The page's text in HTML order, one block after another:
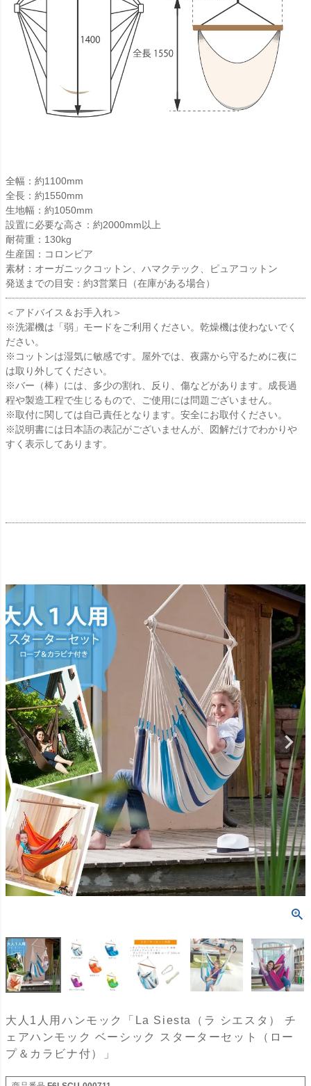
全幅：約1100mm
全長：約1550mm
生地幅：約1050mm
設置に必要な高さ：約2000mm以上
耐荷重：130kg
生産国：コロンビア
素材：オーガニックコットン、ハマクテック、ピュアコットン
発送までの目安：約3営業日（在庫がある場合）
＜アドバイス＆お手入れ＞
※洗濯機は「弱」モードをご利用ください。乾燥機は使わないでく
ださい。
※コットンは湿気に敏感です。屋外では、夜露から守るために夜に
は取り外してください。
※バー（棒）には、多少の割れ、反り、傷などがあります。成長過
程や製造工程で生じるもので、ご使用には問題ございません。
※取付に関しては自己責任となります。安全にお取付ください。
※説明書には日本語の表記がございませんが、図解だけでわかりや
すく表示してあります。
大人1人用ハンモック「La Siesta（ラ シエスタ） チ
ェアハンモック ベーシック スターターセット（ロー
プ＆カラビナ付）」